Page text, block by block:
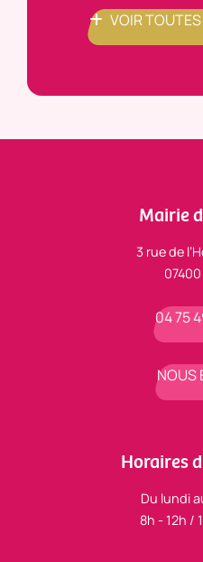
VOIR
Mairie
3 rue de
07400
04 75
NOUS
Horaires
Du lundi
8h - 12h /